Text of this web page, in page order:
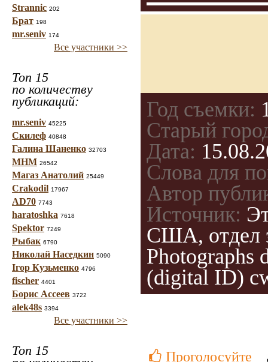
Strannic 202
Брат 198
mr.seniv 174
Все участники >>
Топ 15
по количеству
публикаций:
mr.seniv 45225
Скилеф 40848
Галина Шаненко 32703
МНМ 26542
Магаз Анатолий 25449
Crakodil 17967
AD70 7743
haratoshka 7618
Spektor 7249
Рыбак 6790
Николай Наседкин 5090
Ігор Кузьменко 4796
fischer 4401
Борис Ассеев 3722
alek48s 3394
Все участники >>
Топ 15
Год съемки:
Старый
Дата:
Слова для
Автор
Источник:
США, отдел
Photographs
(digital ID)
Проголосуйте